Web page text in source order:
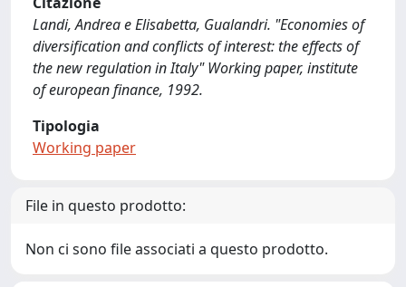
Landi, Andrea e Elisabetta, Gualandri. "Economies of
diversification and conflicts of interest: the effects of
the new regulation in Italy" Working paper, institute
of european finance, 1992.
Tipologia
Working paper
File in questo prodotto:
Non ci sono file associati a questo prodotto.